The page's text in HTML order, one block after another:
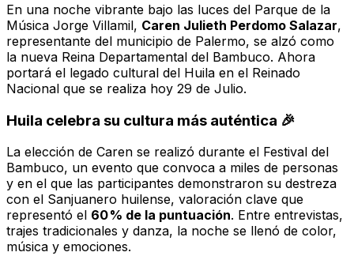
En una noche vibrante bajo las luces del Parque de la
Música Jorge Villamil, Caren Julieth Perdomo Salazar,
representante del municipio de Palermo, se alzó como
la nueva Reina Departamental del Bambuco. Ahora
portará el legado cultural del Huila en el Reinado
Nacional que se realiza hoy 29 de Julio.
Huila celebra su cultura más auténtica 🎉
La elección de Caren se realizó durante el Festival del
Bambuco, un evento que convoca a miles de personas
y en el que las participantes demonstraron su destreza
con el Sanjuanero huilense, valoración clave que
representó el 60 % de la puntuación. Entre entrevistas,
trajes tradicionales y danza, la noche se llenó de color,
música y emociones.